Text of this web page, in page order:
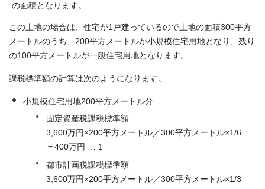
の面積となります。
この土地の場合は、住宅が1戸建っているので土地の面積300平方
メートルのうち、200平方メートルが小規模住宅用地となり、残り
の100平方メートルが一般住宅用地となります。
課税標準額の計算は次のようになります。
小規模住宅用地200平方メートル分
固定資産税課税標準額
3,600万円×200平方メートル／300平方メートル×1/6
＝400万円 … 1
都市計画税課税標準額
3,600万円×200平方メートル／300平方メートル×1/3